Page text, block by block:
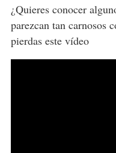
¿Quieres conocer
parezcan tan carnosos
pierdas este vídeo